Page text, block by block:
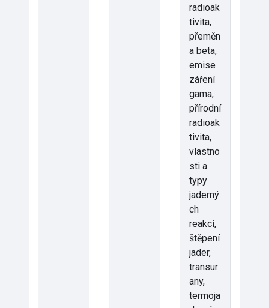
radioak
tivita,
přeměn
a beta,
emise
záření
gama,
přírodní
radioak
tivita,
vlastno
sti a
typy
jaderný
ch
reakcí,
štěpení
jader,
transur
any,
termoja